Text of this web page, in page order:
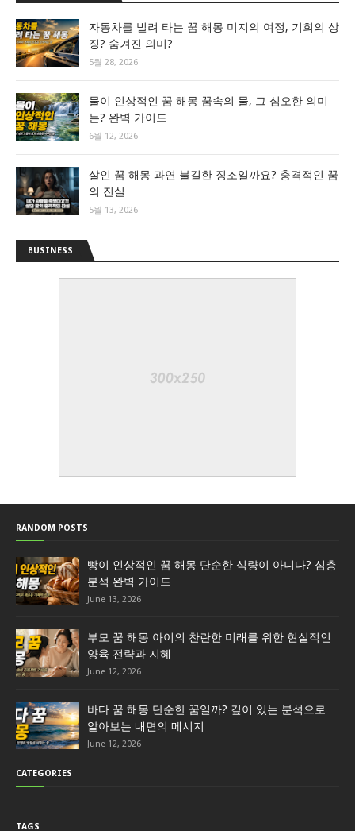
자동차를 빌려 타는 꿈 해몽 미지의 여정, 기회의 상
징? 숨겨진 의미?
5월 28, 2026
물이 인상적인 꿈 해몽 꿈속의 물, 그 심오한 의미
는? 완벽 가이드
6월 12, 2026
살인 꿈 해몽 과연 불길한 징조일까요? 충격적인 꿈
의 진실
5월 13, 2026
BUSINESS
RANDOM POSTS
빵이 인상적인 꿈 해몽 단순한 식량이 아니다? 심층
분석 완벽 가이드
June 13, 2026
부모 꿈 해몽 아이의 찬란한 미래를 위한 현실적인
양육 전략과 지혜
June 12, 2026
바다 꿈 해몽 단순한 꿈일까? 깊이 있는 분석으로
알아보는 내면의 메시지
June 12, 2026
CATEGORIES
TAGS